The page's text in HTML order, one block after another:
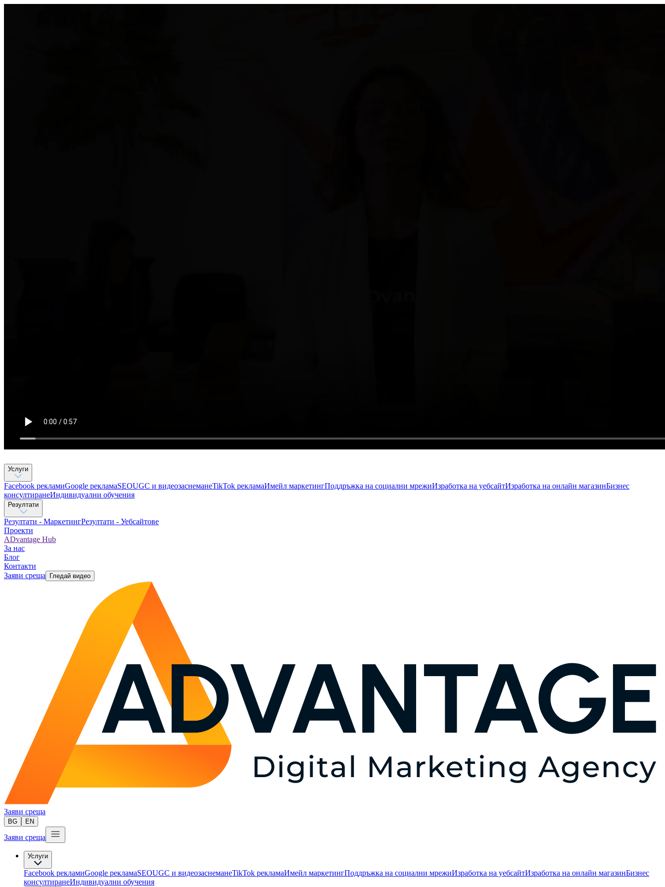
Услуги
Facebook рекламиGoogle рекламаSEOUGC и видеозаснеманеTikTok рекламaИмейл маркетингПоддръжка на социални мрежиИзработка на уебсайтИзработка на онлайн магазинБизнес
консултиране​Индивидуални обучения
Резултати
Резултати - МаркетингРезултати - Уебсайтове
Проекти
ADvantage Hub
За нас
Блог
Контакти
Заяви среща
Гледай видео
Заяви среща
BG EN
Заяви среща
Услуги
Facebook рекламиGoogle рекламаSEOUGC и видеозаснеманеTikTok рекламaИмейл маркетингПоддръжка на социални мрежиИзработка на уебсайтИзработка на онлайн магазинБизнес
консултиране​Индивидуални обучения